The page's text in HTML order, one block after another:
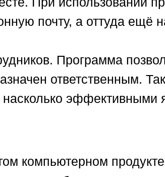
почту, а оттуда ещё
Программа
ответственным.
эффективными
компьютерном